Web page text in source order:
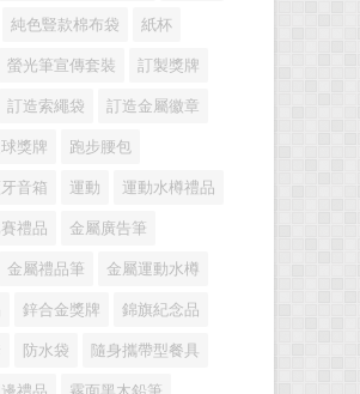
純色豎款棉布袋 紙杯
螢光筆宣傳套裝 訂製獎牌
訂造索繩袋 訂造金屬徽章
獎牌 跑步腰包
音箱 運動 運動水樽禮品
禮品 金屬廣告筆
金屬禮品筆 金屬運動水樽
鋅合金獎牌 錦旗紀念品
防水袋 隨身攜帶型餐具